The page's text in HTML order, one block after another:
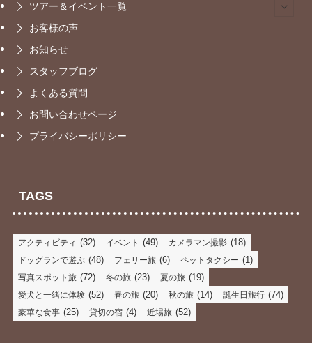
ツアー＆イベント一覧
お客様の声
お知らせ
スタッフブログ
よくある質問
お問い合わせページ
プライバシーポリシー
TAGS
アクティビティ (32) イベント (49) カメラマン撮影 (18)
ドッグランで遊ぶ (48) フェリー旅 (6) ペットタクシー (1)
写真スポット旅 (72) 冬の旅 (23) 夏の旅 (19)
愛犬と一緒に体験 (52) 春の旅 (20) 秋の旅 (14) 誕生日旅行 (74)
豪華な食事 (25) 貸切の宿 (4) 近場旅 (52)